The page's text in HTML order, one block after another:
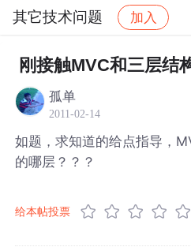
其它技术问题 加入
社区 其它技术问题 帖
刚接触MVC和三层结
孤单
2011-02-14
如题，求知道的给点指导，
的哪层？？？
给本帖投票